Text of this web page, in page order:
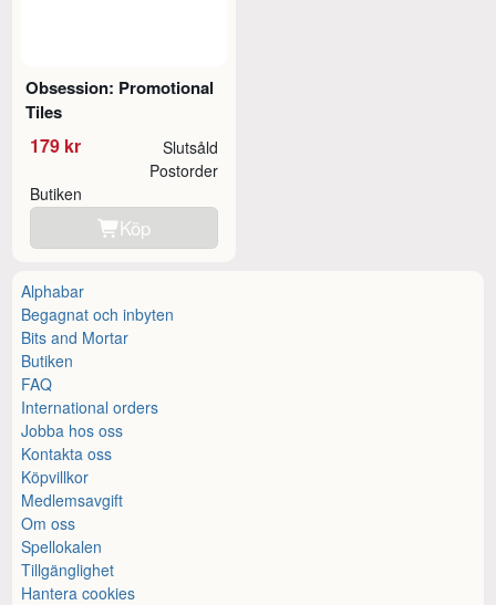
Obsession: Promotional
Tiles
179 kr Slutsåld
Butiken
Postorder
Köp
Alphabar
Begagnat och inbyten
Bits and Mortar
Butiken
FAQ
International orders
Jobba hos oss
Kontakta oss
Köpvillkor
Medlemsavgift
Om oss
Spellokalen
Tillgänglighet
Hantera cookies